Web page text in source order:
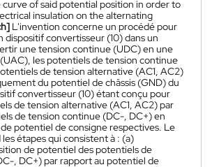
of said potential position in order to
insulation on the alternating
L'invention concerne un procédé pour
convertisseur (10) dans un
une tension continue (UDC) en une
les potentiels de tension continue
de tension alternative (AC1, AC2)
du potentiel de châssis (GND) du
convertisseur (10) étant conçu pour
de tension alternative (AC1, AC2) par
de tension continue (DC-, DC+) en
potentiel de consigne respectives. Le
étapes qui consistent à : (a)
de potentiel des potentiels de
, DC+) par rapport au potentiel de